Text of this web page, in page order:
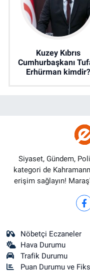
Kuzey Kıbrıs
Cumhurbaşkanı
Erhürman kimdir?
Siyaset, Gündem,
kategori de
erişim sağlayın!
Nöbetçi Eczaneler
Hava Durumu
Trafik Durumu
Puan Durumu ve